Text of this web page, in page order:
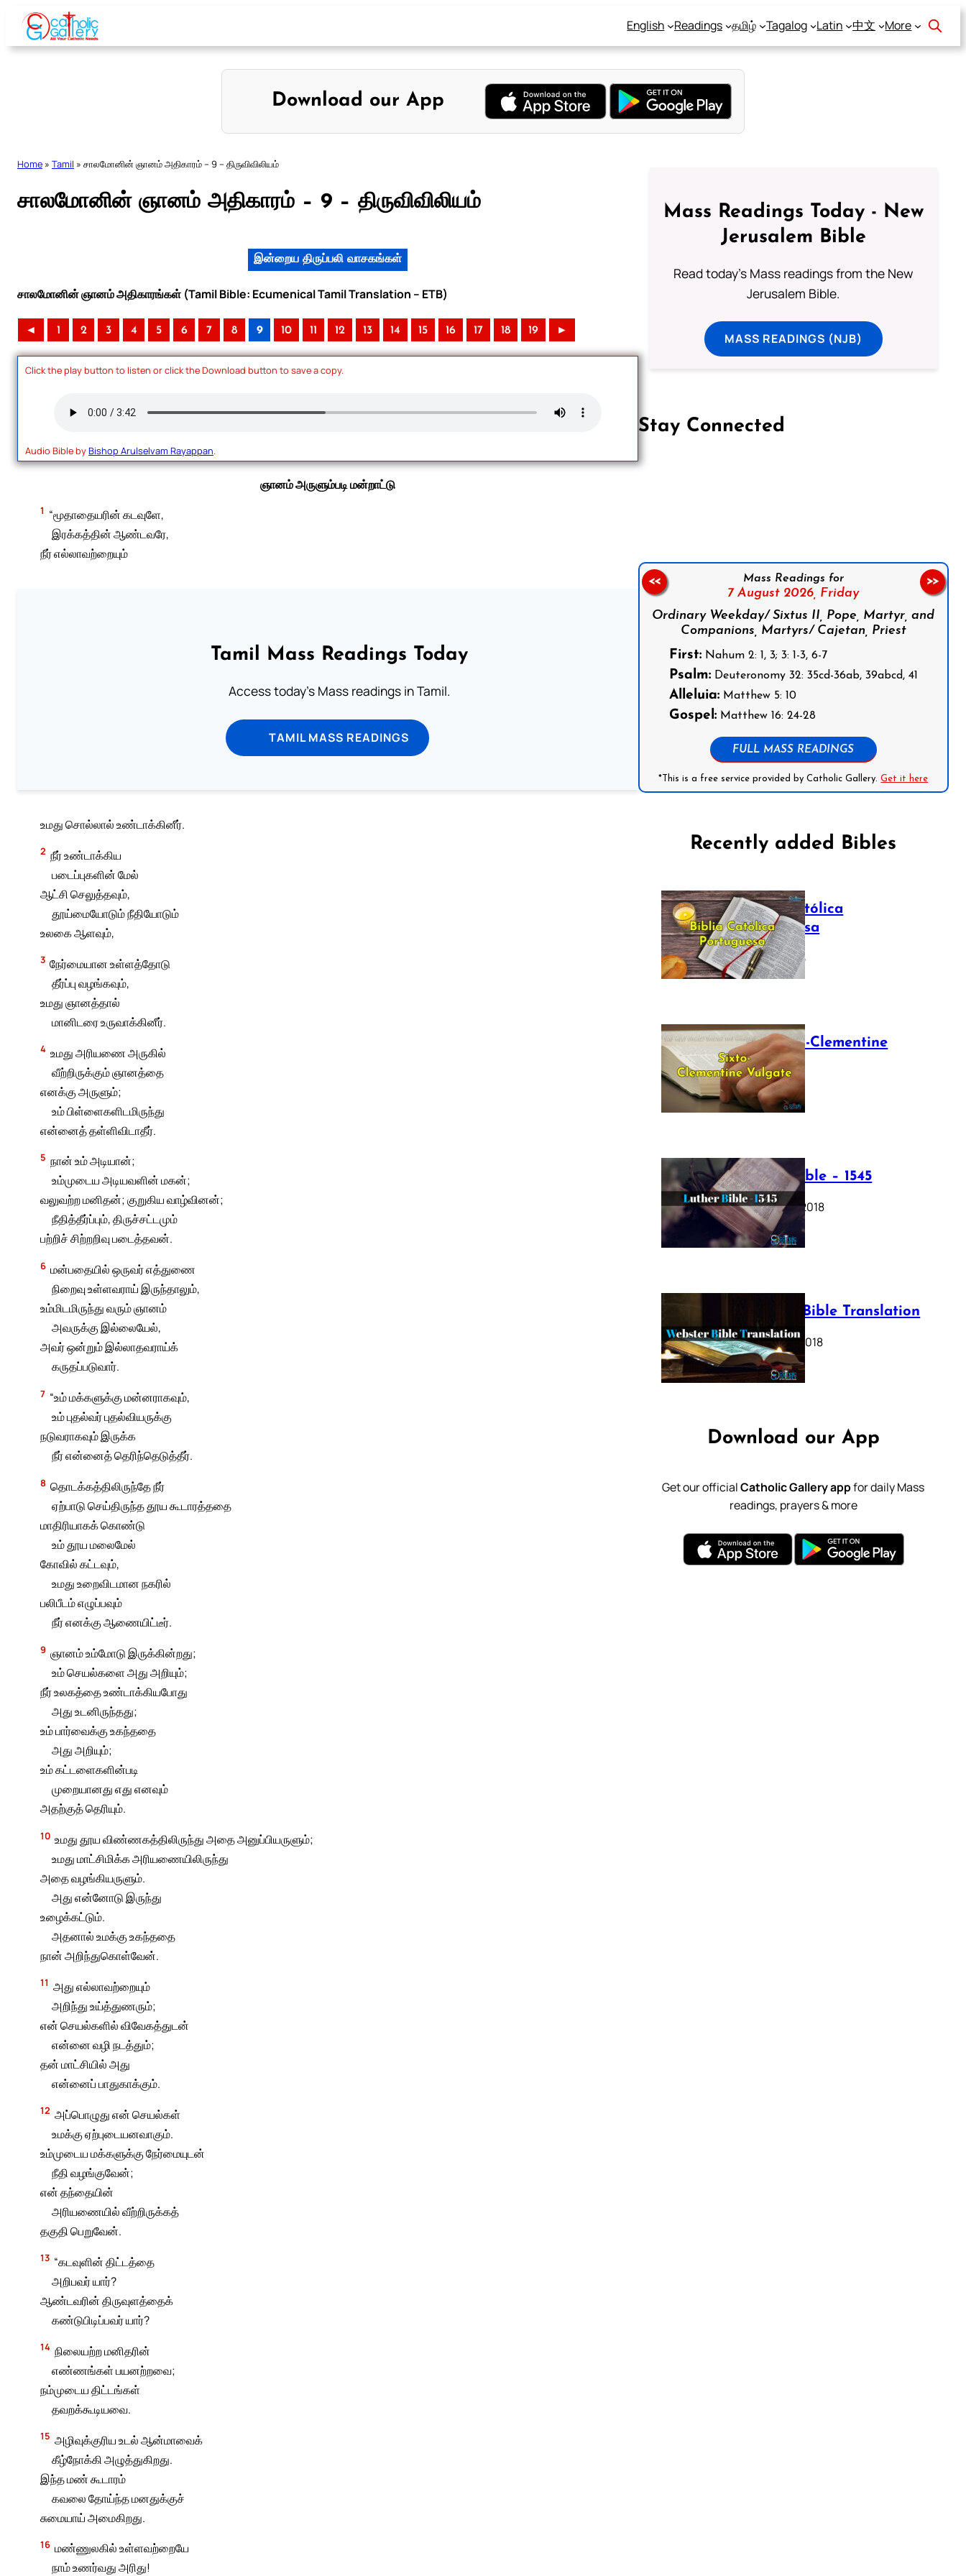
Skip
content
English Readings தமிழ் Tagalog Latin 中文 More
Download our App
Home » Tamil » சாலமோனின் ஞானம் அதிகாரம் – 9 – திருவிவிலியம்
சாலமோனின் ஞானம் அதிகாரம் – 9 – திருவிவிலியம்
இன்றைய திருப்பலி வாசகங்கள்
சாலமோனின் ஞானம் அதிகாரங்கள் (Tamil Bible: Ecumenical Tamil Translation – ETB)
◄ 1 2 3 4 5 6 7 8 9 10 11 12 13 14 15 16 17 18 19 ►
Click the play button to listen or click the Download button to save a copy.
Audio Bible byBishop Arulselvam Rayappan.
ஞானம் அருளும்படி மன்றாட்டு
1 “மூதாதையரின் கடவுளே,
இரக்கத்தின் ஆண்டவரே,
நீர் எல்லாவற்றையும்
Tamil Mass Readings Today
Access today's Mass readings in Tamil.
TAMIL MASS READINGS
உமது சொல்லால் உண்டாக்கினீர்.
2 நீர் உண்டாக்கிய
படைப்புகளின் மேல்
ஆட்சி செலுத்தவும்,
தூய்மையோடும் நீதியோடும்
உலகை ஆளவும்,
3 நேர்மையான உள்ளத்தோடு
தீர்ப்பு வழங்கவும்,
உமது ஞானத்தால்
மானிடரை உருவாக்கினீர்.
4 உமது அரியணை அருகில்
வீற்றிருக்கும் ஞானத்தை
எனக்கு அருளும்;
உம் பிள்ளைகளிடமிருந்து
என்னைத் தள்ளிவிடாதீர்.
5 நான் உம் அடியான்;
உம்முடைய அடியவளின் மகன்;
வலுவற்ற மனிதன்; குறுகிய வாழ்வினன்;
நீதித்தீர்ப்பும், திருச்சட்டமும்
பற்றிச் சிற்றறிவு படைத்தவன்.
6 மன்பதையில் ஒருவர் எத்துணை
நிறைவு உள்ளவராய் இருந்தாலும்,
உம்மிடமிருந்து வரும் ஞானம்
அவருக்கு இல்லையேல்,
அவர் ஒன்றும் இல்லாதவராய்க்
கருதப்படுவார்.
7 “உம் மக்களுக்கு மன்னராகவும்,
உம் புதல்வர் புதல்வியருக்கு
நடுவராகவும் இருக்க
நீர் என்னைத் தெரிந்தெடுத்தீர்.
8 தொடக்கத்திலிருந்தே நீர்
ஏற்பாடு செய்திருந்த தூய கூடாரத்ததை
மாதிரியாகக் கொண்டு
உம் தூய மலைமேல்
கோவில் கட்டவும்,
உமது உறைவிடமான நகரில்
பலிபீடம் எழுப்பவும்
நீர் எனக்கு ஆணையிட்டீர்.
9 ஞானம் உம்மோடு இருக்கின்றது;
உம் செயல்களை அது அறியும்;
நீர் உலகத்தை உண்டாக்கியபோது
அது உடனிருந்தது;
உம் பார்வைக்கு உகந்ததை
அது அறியும்;
உம் கட்டளைகளின்படி
முறையானது எது எனவும்
அதற்குத் தெரியும்.
10 உமது தூய விண்ணகத்திலிருந்து அதை அனுப்பியருளும்;
உமது மாட்சிமிக்க அரியணையிலிருந்து
அதை வழங்கியருளும்.
அது என்னோடு இருந்து
உழைக்கட்டும்.
அதனால் உமக்கு உகந்ததை
நான் அறிந்துகொள்வேன்.
11 அது எல்லாவற்றையும்
அறிந்து உய்த்துணரும்;
என் செயல்களில் விவேகத்துடன்
என்னை வழி நடத்தும்;
தன் மாட்சியில் அது
என்னைப் பாதுகாக்கும்.
12 அப்பொழுது என் செயல்கள்
உமக்கு ஏற்புடையனவாகும்.
உம்முடைய மக்களுக்கு நேர்மையுடன்
நீதி வழங்குவேன்;
என் தந்தையின்
அரியணையில் வீற்றிருக்கத்
தகுதி பெறுவேன்.
13 “கடவுளின் திட்டத்தை
அறிபவர் யார்?
ஆண்டவரின் திருவுளத்தைக்
கண்டுபிடிப்பவர் யார்?
14 நிலையற்ற மனிதரின்
எண்ணங்கள் பயனற்றவை;
நம்முடைய திட்டங்கள்
தவறக்கூடியவை.
15 அழிவுக்குரிய உடல் ஆன்மாவைக்
கீழ்நோக்கி அழுத்துகிறது.
இந்த மண் கூடாரம்
கவலை தோய்ந்த மனதுக்குச்
சுமையாய் அமைகிறது.
16 மண்ணுலகில் உள்ளவற்றையே
நாம் உணர்வது அரிது!
Mass Readings Today - New
Jerusalem Bible
Read today's Mass readings from the New
Jerusalem Bible.
MASS READINGS (NJB)
Stay Connected
Mass Readings for
7 August 2026, Friday
Ordinary Weekday/ Sixtus II, Pope, Martyr, and
Companions, Martyrs/ Cajetan, Priest
First:Nahum 2: 1, 3; 3: 1-3, 6-7
Psalm:Deuteronomy 32: 35cd-36ab, 39abcd, 41
Alleluia:Matthew 5: 10
Gospel:Matthew 16: 24-28
FULL MASS READINGS
*This is a free service provided by Catholic Gallery.Get it here
<< >>
Recently added Bibles
Bíblia Católica
Portuguesa
July 16, 2025
The Sixto-Clementine
Vulgate
July 12, 2025
Luther Bible – 1545
October 17, 2018
Webster Bible Translation
October 11, 2018
Download our App
Get our officialCatholic Gallery appfor daily Mass
readings, prayers & more